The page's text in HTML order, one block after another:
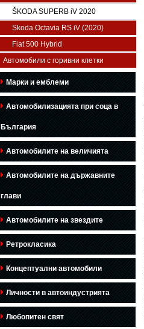
ŠKODA SUPERB iV 2020
Skoda Octavia RS iV (2020)
Fiat 500 Hybrid
Автомобили с горивни клетки
Марки и емблеми
Автомобилизацията при соца в
България
Автомобилите на величията
Автомобилите на държавните
глави
Автомобилите на звездите
Ретрокласика
Концептуални автомобили
Личности в автоиндустрията
Любопитен свят